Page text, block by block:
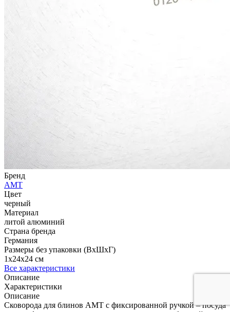
Бренд
AMT
Цвет
черный
Материал
литой алюминий
Страна бренда
Германия
Размеры без упаковки (ВхШхГ)
1x24x24 см
Все характеристики
Описание
Характеристики
Описание
Сковорода для блинов AMT с фиксированной ручкой – посуда